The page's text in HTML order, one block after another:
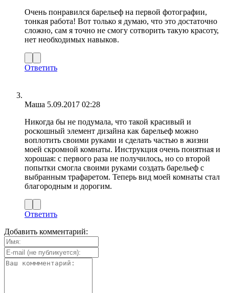
Очень понравился барельеф на первой фотографии,
тонкая работа! Вот только я думаю, что это достаточно
сложно, сам я точно не смогу сотворить такую красоту,
нет необходимых навыков.
Ответить
Маша 5.09.2017 02:28
Никогда бы не подумала, что такой красивый и
роскошный элемент дизайна как барельеф можно
воплотить своими руками и сделать частью в жизни
моей скромной комнаты. Инструкция очень понятная и
хорошая: с первого раза не получилось, но со второй
попытки смогла своими руками создать барельеф с
выбранным трафаретом. Теперь вид моей комнаты стал
благородным и дорогим.
Ответить
Добавить комментарий: